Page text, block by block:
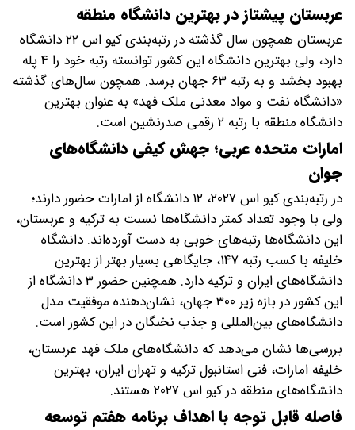
عربستان پیشتاز در بهترین دانشگاه‌ منطقه
عربستان همچون سال گذشته در رتبه‌بندی کیو اس ۲۲ دانشگاه
دارد، ولی بهترین دانشگاه این کشور توانسته رتبه خود را ۴ پله
بهبود بخشد و به رتبه ۶۳ جهان برسد. همچون سال‌های گذشته
«دانشگاه نفت و مواد معدنی ملک فهد» به عنوان بهترین
دانشگاه منطقه با رتبه ۲ رقمی صدرنشین است.
امارات متحده عربی؛ جهش کیفی دانشگاه‌های
جوان
در رتبه‌بندی کیو اس ۲۰۲۷، ۱۲ دانشگاه از امارات حضور دارند؛
ولی با وجود تعداد کمتر دانشگاه‌ها نسبت به ترکیه و عربستان،
این دانشگاه‌ها رتبه‌های خوبی به دست آورده‌اند. دانشگاه
خلیفه با کسب رتبه ۱۴۷، جایگاهی بسیار بهتر از بهترین
دانشگاه‌های ایران و ترکیه دارد. همچنین حضور ۳ دانشگاه از
این کشور در بازه زیر ۳۰۰ جهان، نشان‌دهنده موفقیت مدل
دانشگاه‌های بین‌المللی و جذب نخبگان در این کشور است.
بررسی‌ها نشان می‌دهد که دانشگاه‌های ملک فهد عربستان،
خلیفه امارات، فنی استانبول ترکیه و تهران ایران، بهترین
دانشگاه‌های منطقه در کیو اس ۲۰۲۷ هستند.
فاصله قابل توجه با اهداف برنامه هفتم توسعه